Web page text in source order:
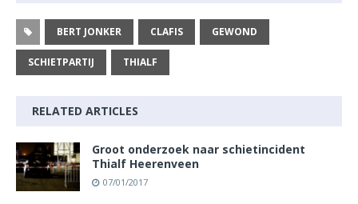
BERT JONKER CLAFIS GEWOND
SCHIETPARTIJ THIALF
RELATED ARTICLES
Groot onderzoek naar schietincident
Thialf Heerenveen
07/01/2017